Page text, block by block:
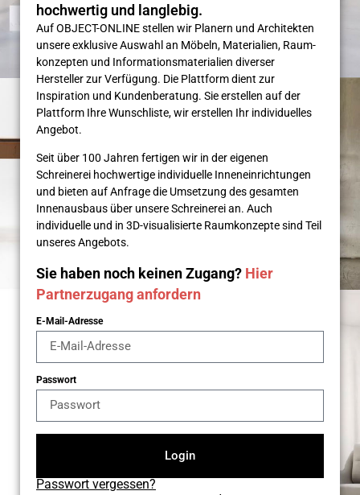
hochwertig und langlebig.
Auf OBJECT-ONLINE stellen wir Planern und Architekten
unsere exklusive Auswahl an Möbeln, Materialien, Raum­
konzepten und Informations­materialien diverser
Hersteller zur Verfügung. Die Plattform dient zur
Inspiration und Kunden­beratung. Sie erstellen auf der
Plattform Ihre Wunsch­liste, wir erstellen Ihr individuelles
Angebot.
Seit über 100 Jahren fertigen wir in der eigenen
Schreinerei hochwertige individuelle Inneneinrichtungen
und bieten auf Anfrage die Umsetzung des gesamten
Innenausbaus über unsere Schreinerei an. Auch
individuelle und in 3D-visualisierte Raumkonzepte sind Teil
unseres Angebots.
Sie haben noch keinen Zugang? Hier
Partnerzugang anfordern
E-Mail-Adresse
Passwort
Login
Passwort vergessen?